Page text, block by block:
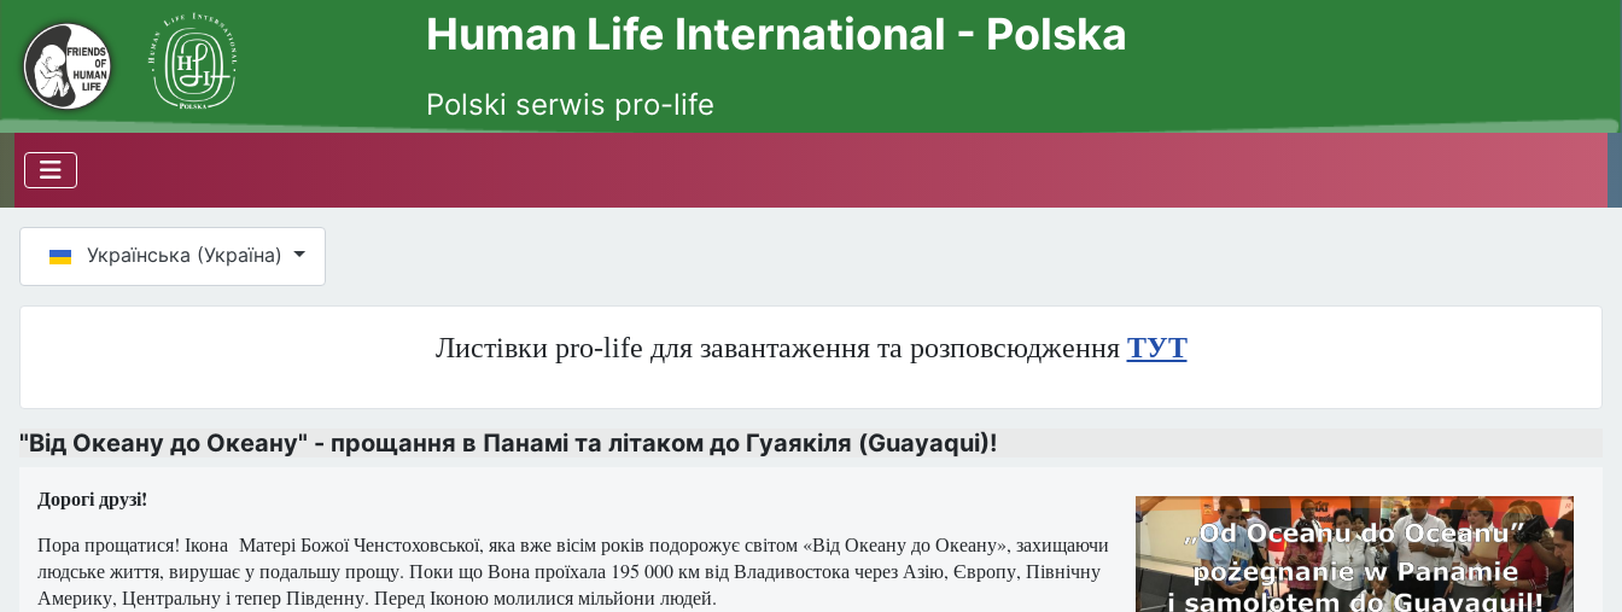
Human Life International - Polska
Polski serwis pro-life
Оберіть свою мову
Українська (Україна)
Листівки pro-life для завантаження та розповсюдження ТУТ
"Від Океану до Океану" - прощання в Панамі та літаком до Гуаякіля (Guayaqui)!
Дорогі друзі!
Пора прощатися! Ікона Матері Божої Ченстоховської, яка вже вісім років подорожує світом «Від Океану до Океану», захищаючи
людське життя, вирушає у подальшу прощу. Поки що Вона проїхала 195 000 км від Владивостока через Азію, Європу, Північну
Америку, Центральну і тепер Південну. Перед Іконою молилися мільйони людей.